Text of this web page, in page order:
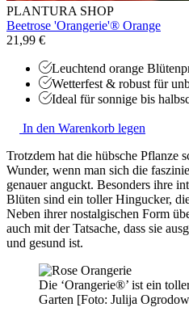
PLANTURA SHOP
Beetrose 'Orangerie'® Orange
21,99 €
Leuchtend orange
Wetterfest & robust für
Ideal für sonnige bis
In den Warenkorb legen
Trotzdem hat die hübsche Pflanze
Wunder, wenn man sich die
genauer anguckt. Besonders ihre
Blüten sind ein toller Hingucker,
Neben ihrer nostalgischen Form
auch mit der Tatsache, dass sie
und gesund ist.
Die ‘Orangerie®’ ist ein
Garten [Foto: Julija